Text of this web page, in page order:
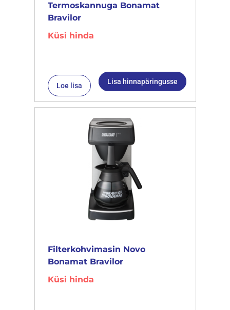
Termoskannuga Bonamat
Bravilor
Küsi hinda
Loe lisa Lisa hinnapäringusse
Filterkohvimasin Novo
Bonamat Bravilor
Küsi hinda